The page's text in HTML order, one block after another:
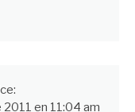
en 11:04 am